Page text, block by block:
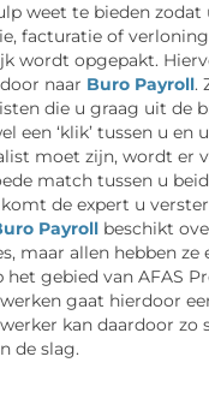
weet te bieden zodat
facturatie of verloning
wordt opgepakt.
naar Buro Payroll.
die u graag uit de
een ‘klik’ tussen u en
moet zijn, wordt er
match tussen u
de expert u
Payroll beschikt
maar allen hebben ze
het gebied van AFAS
gaat hierdoor
kan daardoor zo
de slag.